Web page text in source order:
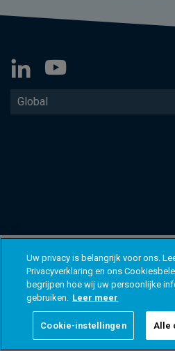
Global
Uw privacy is belangrijk voor ons.
Privacyverklaring en ons
begrijpen hoe wij uw persoonlijke
gebruiken. Leer meer
Cookie-instellingen Alle